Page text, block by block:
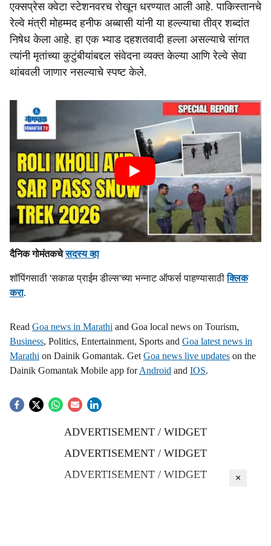
एक्सप्रेस क्वेटा स्टेशनवरच रोखून धरण्यात आली आहे. पाकिस्तानचे
रेल्वे मंत्री मोहम्मद हनीफ अब्बासी यांनी या हल्ल्याचा तीव्र शब्दांत
निषेध केला आहे. हा एक भ्याड दहशतवादी हल्ला असल्याचे सांगत
त्यांनी मृतांच्या कुटुंबीयांबद्दल संवेदना व्यक्त केल्या आणि रेल्वे सेवा
थांबवली जाणार नसल्याचे स्पष्ट केले.
दैनिक गोमंतकचेसदस्य व्हा
शॉपिंगसाठी 'सकाळ प्राईम डील्स'च्या भन्नाट ऑफर्स पाहण्यासाठीक्लिक
करा.
Read Goa news in Marathi and Goa local news on Tourism,
Business, Politics, Entertainment, Sports and Goa latest news in
Marathi on Dainik Gomantak. Get Goa news live updates on the
Dainik Gomantak Mobile app forAndroid and IOS.
ADVERTISEMENT / WIDGET
ADVERTISEMENT / WIDGET
ADVERTISEMENT / WIDGET
×